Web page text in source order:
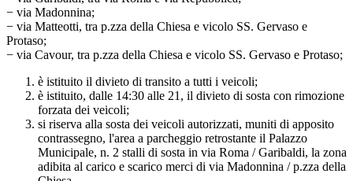
− via Madonnina;
− via Matteotti, tra p.zza della Chiesa e vicolo SS. Gervaso e
Protaso;
− via Cavour, tra p.zza della Chiesa e vicolo SS. Gervaso e Protaso;
è istituito il divieto di transito a tutti i veicoli;
è istituito, dalle 14:30 alle 21, il divieto di sosta con rimozione
forzata dei veicoli;
si riserva alla sosta dei veicoli autorizzati, muniti di apposito
contrassegno, l'area a parcheggio retrostante il Palazzo
Municipale, n. 2 stalli di sosta in via Roma / Garibaldi, la zona
adibita al carico e scarico merci di via Madonnina / p.zza della